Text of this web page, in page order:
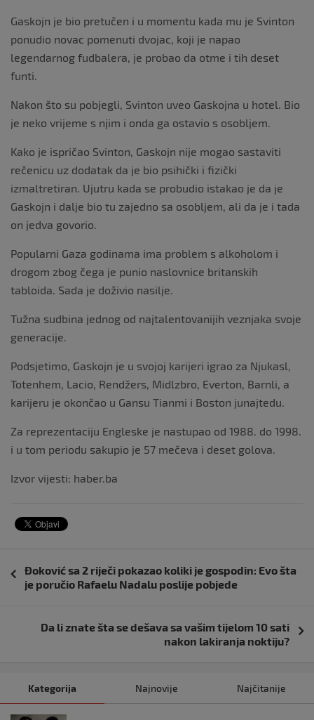
Gaskojn je bio pretučen i u momentu kada mu je Svinton
ponudio novac pomenuti dvojac, koji je napao
legendarnog fudbalera, je probao da otme i tih deset
funti.
Nakon što su pobjegli, Svinton uveo Gaskojna u hotel. Bio
je neko vrijeme s njim i onda ga ostavio s osobljem.
Kako je ispričao Svinton, Gaskojn nije mogao sastaviti
rečenicu uz dodatak da je bio psihički i fizički
izmaltretiran. Ujutru kada se probudio istakao je da je
Gaskojn i dalje bio tu zajedno sa osobljem, ali da je i tada
on jedva govorio.
Popularni Gaza godinama ima problem s alkoholom i
drogom zbog čega je punio naslovnice britanskih
tabloida. Sada je doživio nasilje.
Tužna sudbina jednog od najtalentovanijih veznjaka svoje
generacije.
Podsjetimo, Gaskojn je u svojoj karijeri igrao za Njukasl,
Totenhem, Lacio, Rendžers, Midlzbro, Everton, Barnli, a
karijeru je okončao u Gansu Tianmi i Boston junajtedu.
Za reprezentaciju Engleske je nastupao od 1988. do 1998.
i u tom periodu sakupio je 57 mečeva i deset golova.
Izvor vijesti: haber.ba
objava
Đoković sa 2 riječi pokazao koliki je gospodin: Evo šta
je poručio Rafaelu Nadalu poslije pobjede
Da li znate šta se dešava sa vašim tijelom 10 sati
nakon lakiranja noktiju?
Kategorija Najnovije Najčitanije